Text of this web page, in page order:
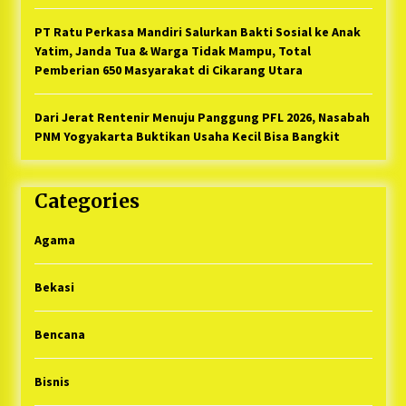
PT Ratu Perkasa Mandiri Salurkan Bakti Sosial ke Anak
Yatim, Janda Tua & Warga Tidak Mampu, Total
Pemberian 650 Masyarakat di Cikarang Utara
Dari Jerat Rentenir Menuju Panggung PFL 2026, Nasabah
PNM Yogyakarta Buktikan Usaha Kecil Bisa Bangkit
Categories
Agama
Bekasi
Bencana
Bisnis